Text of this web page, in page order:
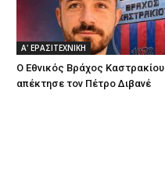
Α' ΕΡΑΣΙΤΕΧΝΙΚΗ
Ο Εθνικός Βράχος Καστρακίου
απέκτησε τον Πέτρο Διβανέ